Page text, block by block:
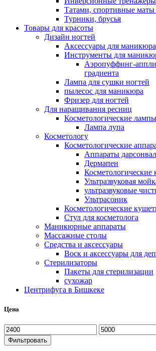
Татами, спортивные
Турники, брусья
Товары для красоты
Дизайн ногтей
Аксессуары для маникюра
Инструменты для
Аэропуффинг-
градиента
Лампа для сушки ногтей
пылесос для маникюра
Фризер для ногтей
Для наращивания ресниц
Косметологические лампы
Лампа лупа
Косметологу
Косметологические
Аппараты
Дермапен
Косметологические
Ультразвуковая
ультразвуковые
Ультрасоник
Косметологические
Стул для косметолога
Маникюрные аппараты
Массажные столы
Средства и аксессуары
Воск и аксессуары для
Стерилизаторы
Пакеты для стерилизации
сухожар
Центрифуга в Бишкеке
Цена
Фильтровать